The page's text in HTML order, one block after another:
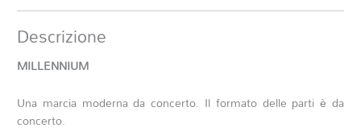
Descrizione
MILLENNIUM
Una marcia moderna da concerto. Il formato delle parti è da
concerto.